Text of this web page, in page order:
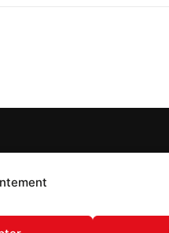
du Nord depuis